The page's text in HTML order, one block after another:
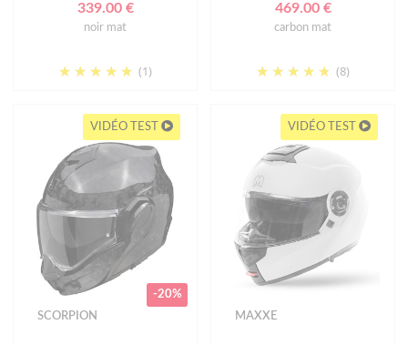
339.00 €
noir mat
(1)
469.00 €
carbon mat
(8)
VIDÉO TEST
-20%
SCORPION
VIDÉO TEST
MAXXE